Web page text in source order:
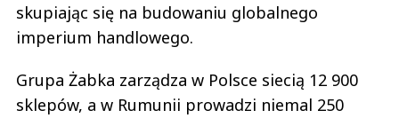
skupiając się na budowaniu globalnego
imperium handlowego.
Grupa Żabka zarządza w Polsce siecią 12 900
sklepów, a w Rumunii prowadzi niemal 250